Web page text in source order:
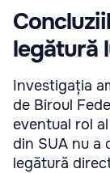
legătură
Investigația
de Biroul
eventual rol
din SUA nu a
legătură